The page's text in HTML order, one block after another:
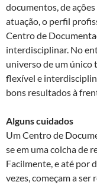
documentos, de
atuação, o perfil
Centro de
interdisciplinar. No
universo de um único
flexível e
bons resultados à
Alguns cuidados
Um Centro de
se em uma colcha de
Facilmente, e até por
vezes, começam a